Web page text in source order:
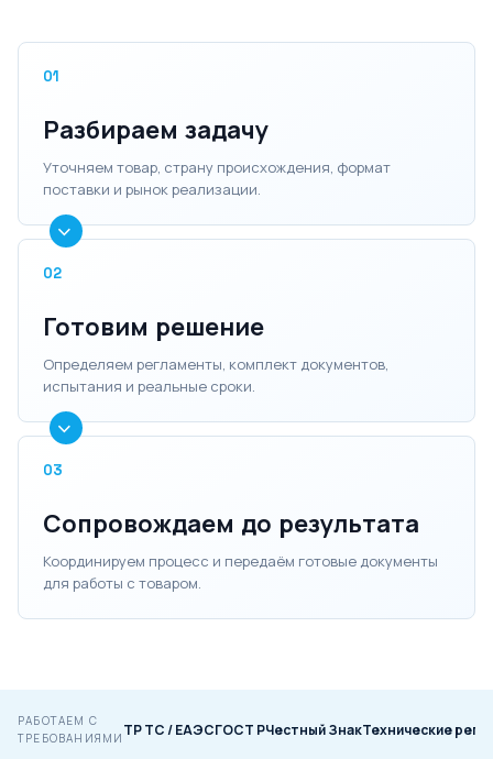
01
Разбираем задачу
Уточняем товар, страну происхождения, формат
поставки и рынок реализации.
02
Готовим решение
Определяем регламенты, комплект документов,
испытания и реальные сроки.
03
Сопровождаем до результата
Координируем процесс и передаём готовые документы
для работы с товаром.
РАБОТАЕМ С
ТРЕБОВАНИЯМИ ТР ТС / ЕАЭСГОСТ РЧестный ЗнакТехнические